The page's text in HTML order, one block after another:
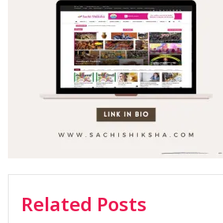
Related Posts